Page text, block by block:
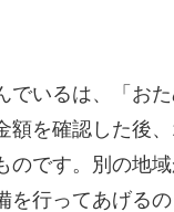
でいるは、「お
額を確認した後
のです。別の地
を行ってあげるの